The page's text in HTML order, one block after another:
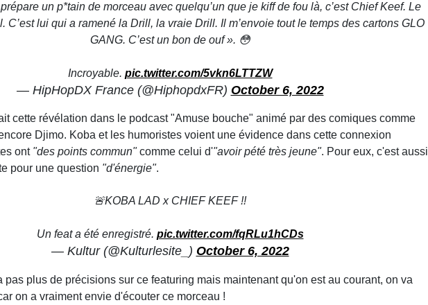
un p*tain de morceau avec quelqu’un que je kiff de fou là, c’est Chief Keef. Le
C’est lui qui a ramené la Drill, la vraie Drill. Il m’envoie tout le temps des cartons GLO
GANG. C’est un bon de ouf ». 😳
Incroyable. pic.twitter.com/5vkn6LTTZW
— HipHopDX France (@HiphopdxFR) October 6, 2022
cette révélation dans le podcast "Amuse bouche" animé par des comiques comme
Djimo. Koba et les humoristes voient une évidence dans cette connexion
ont "des points commun"comme celui d'"avoir pété très jeune". Pour eux, c'est aussi
pour une question "d'énergie".
🚨KOBA LAD x CHIEF KEEF !!
Un feat a été enregistré. pic.twitter.com/fqRLu1hCDs
— Kultur (@Kulturlesite_) October 6, 2022
pas plus de précisions sur ce featuring mais maintenant qu'on est au courant, on va
on a vraiment envie d'écouter ce morceau !